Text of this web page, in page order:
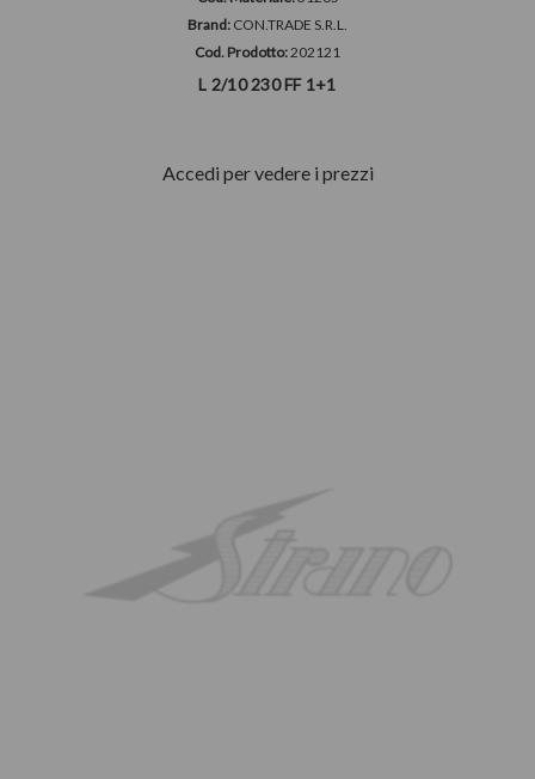
Brand: CON.TRADE S.R.L.
Cod. Prodotto: 202121
L 2/10 230 FF 1+1
Accedi per vedere i prezzi